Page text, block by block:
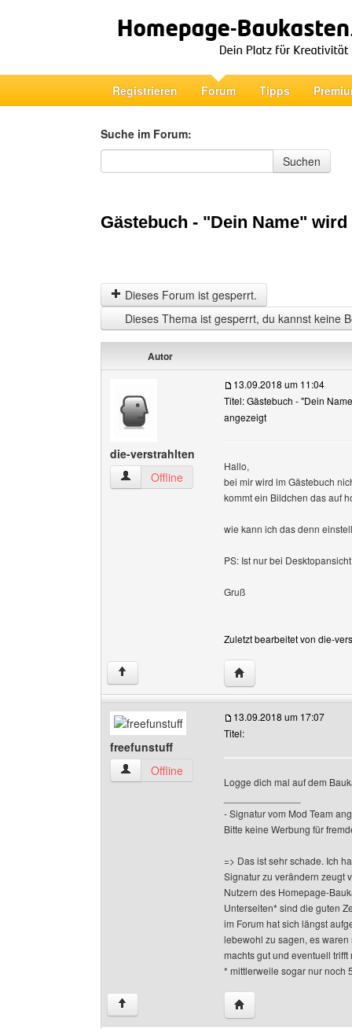
Registrieren Forum Tipps
Suche im Forum:
Suche im Forum
Suchen
Gästebuch - "Dein Name"
Dieses Forum ist gesperrt.
Dieses Thema ist gesperrt, du kannst keine
Autor
die-verstrahlten
die-verstrahlten Benutzer-Profile anzeigen
Offline
13.09.2018 um 11:04
Titel: Gästebuch - "Dein
angezeigt
Hallo,
bei mir wird im Gästebuch
kommt ein Bildchen das auf
wie kann ich das denn
PS: Ist nur bei
Gruß
Zuletzt bearbeitet von die-
↑ Website dieses
freefunstuff
freefunstuff Benutzer-Profile anzeigen
Offline
13.09.2018 um 17:07
Titel:
Logge dich mal auf dem
- Signatur vom Mod Team
Bitte keine Werbung für
=> Das ist sehr schade. Ich
Signatur zu verändern zeugt
Nutzern des Homepage-
Unterseiten* sind die guten
im Forum hat sich längst
lebewohl zu sagen, es
machts gut und eventuell
* mittlerweile sogar nur noch
↑ Website dieses